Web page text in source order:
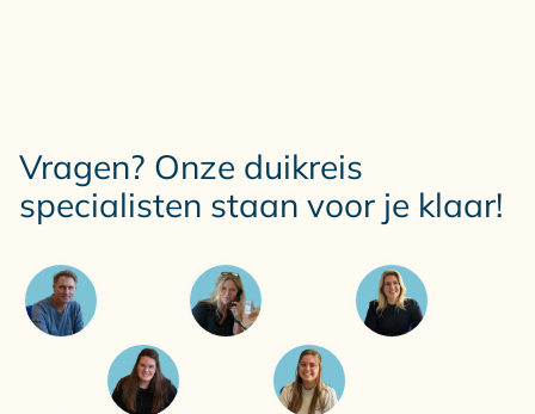
Vragen? Onze duikreis
specialisten staan voor je klaar!